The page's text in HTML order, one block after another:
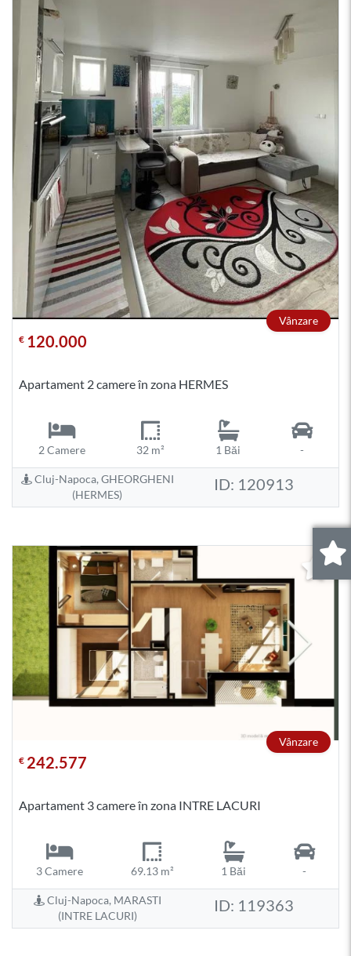
Vânzare
€ 120.000
Apartament 2 camere în zona HERMES
2 Camere 32 m² 1 Băi -
Cluj-Napoca, GHEORGHENI
(HERMES)
ID: 120913
Vânzare
€ 242.577
Apartament 3 camere în zona INTRE LACURI
3 Camere 69.13 m² 1 Băi -
Cluj-Napoca, MARASTI
(INTRE LACURI)
ID: 119363